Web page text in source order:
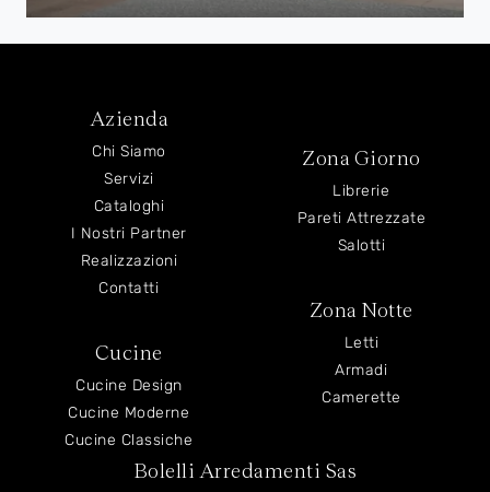
Azienda
Chi Siamo
Servizi
Cataloghi
I Nostri Partner
Realizzazioni
Contatti
Cucine
Cucine Design
Cucine Moderne
Cucine Classiche
Zona Giorno
Librerie
Pareti Attrezzate
Salotti
Zona Notte
Letti
Armadi
Camerette
Bolelli Arredamenti Sas